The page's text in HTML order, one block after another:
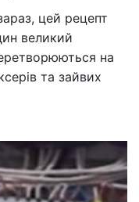
цей рецепт
великий
на
та зайвих